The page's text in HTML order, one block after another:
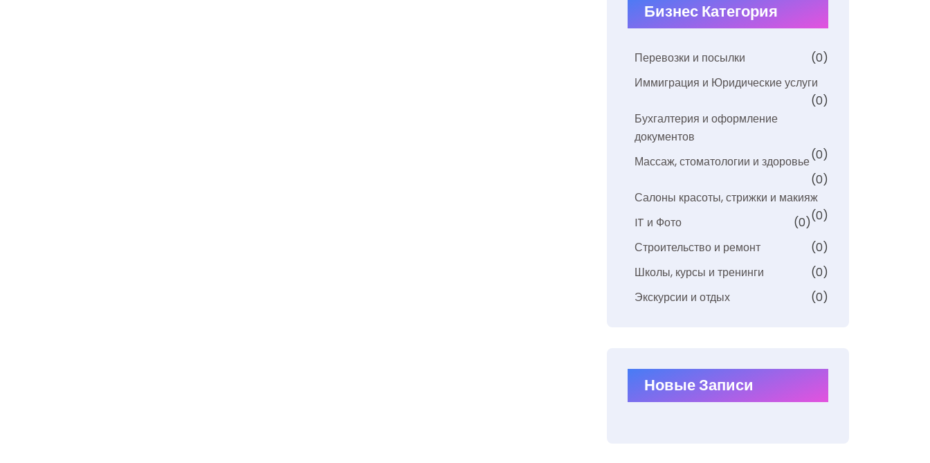
Бизнес Категория
Перевозки и посылки
(0)
Иммиграция и Юридические услуги
(0)
Бухгалтерия и оформление
документов
(0)
Массаж, стоматологии и здоровье
(0)
Салоны красоты, стрижки и макияж
(0)
IT и Фото
(0)
Строительство и ремонт
(0)
Школы, курсы и тренинги
(0)
Экскурсии и отдых
(0)
Новые Записи